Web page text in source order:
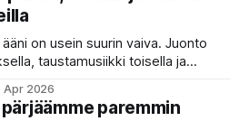
pätkän, jossa toistellaan, mitä
on aiheeltaan lähellä kysymystä,
on usein suurin vaiva. Juonto
taustamusiikki toisella ja
niistä oikein “puhu”
on pienen palapelityön tulos.
Apr 2026
paremmin